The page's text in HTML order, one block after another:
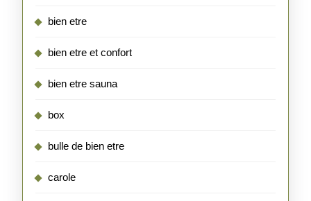
bien etre
bien etre et confort
bien etre sauna
box
bulle de bien etre
carole